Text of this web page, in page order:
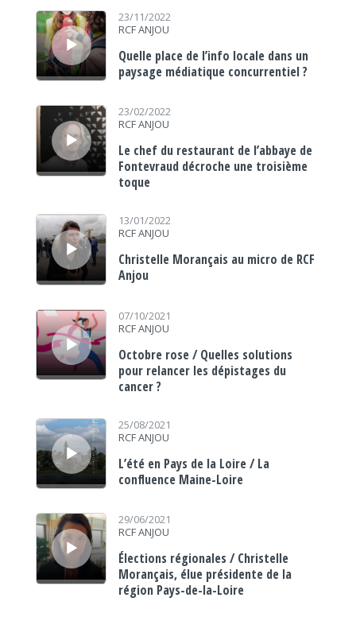
Lecteur audio
23/11/2022
RCF ANJOU
Quelle place de l’info locale dans un
paysage médiatique concurrentiel ?
Lecteur audio
23/02/2022
RCF ANJOU
Le chef du restaurant de l’abbaye de
Fontevraud décroche une troisième
toque
Lecteur audio
13/01/2022
RCF ANJOU
Christelle Morançais au micro de RCF
Anjou
Lecteur audio
07/10/2021
RCF ANJOU
Octobre rose / Quelles solutions
pour relancer les dépistages du
cancer ?
Lecteur audio
25/08/2021
RCF ANJOU
L’été en Pays de la Loire / La
confluence Maine-Loire
Lecteur audio
29/06/2021
RCF ANJOU
Élections régionales / Christelle
Morançais, élue présidente de la
région Pays-de-la-Loire